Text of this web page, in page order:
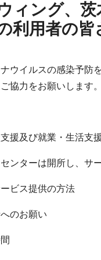
ィング、
利用者の皆
ウイルスの感染予防
協力をお願いします。
援及び就業・生活支
センターは開所し、サ
ービス提供の方法
のお願い